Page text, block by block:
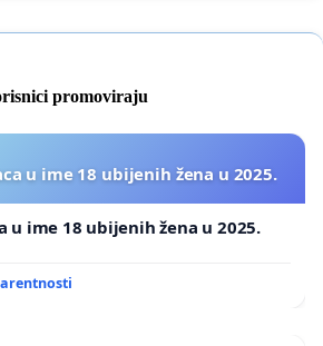
promoviraju
u ime 18 ubijenih žena u 2025.
u ime 18 ubijenih žena u 2025.